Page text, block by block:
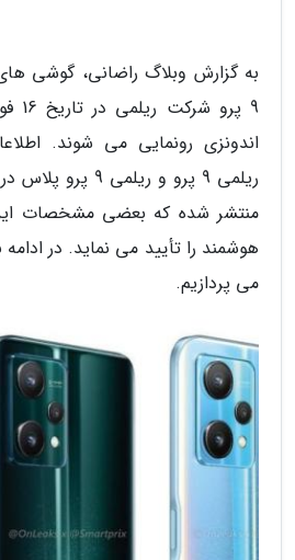
به گزارش وبلاگ راضانی، گوشی
اندونزی رونمایی می شوند.
ریلمی 9 پرو و
منتشر شده که بعضی مشخصات
هوشمند را تأیید می نماید. در
می پردازیم.